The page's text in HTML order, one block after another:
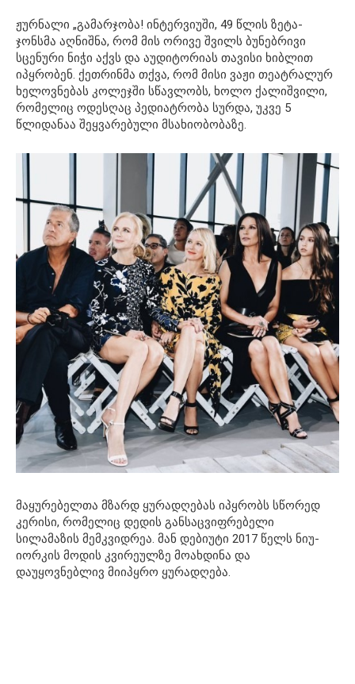
ჟურნალი „გამარჯობა! ინტერვიუში, 49 წლის ზეტა-
ჯონსმა აღნიშნა, რომ მის ორივე შვილს ბუნებრივი
სცენური ნიჭი აქვს და აუდიტორიას თავისი ხიბლით
იპყრობენ. ქეთრინმა თქვა, რომ მისი ვაჟი თეატრალურ
ხელოვნებას კოლეჯში სწავლობს, ხოლო ქალიშვილი,
რომელიც ოდესღაც პედიატრობა სურდა, უკვე 5
წლიდანაა შეყვარებული მსახიობობაზე.
მაყურებელთა მზარდ ყურადღებას იპყრობს სწორედ
კერისი, რომელიც დედის განსაცვიფრებელი
სილამაზის მემკვიდრეა. მან დებიუტი 2017 წელს ნიუ-
იორკის მოდის კვირეულზე მოახდინა და
დაუყოვნებლივ მიიპყრო ყურადღება.